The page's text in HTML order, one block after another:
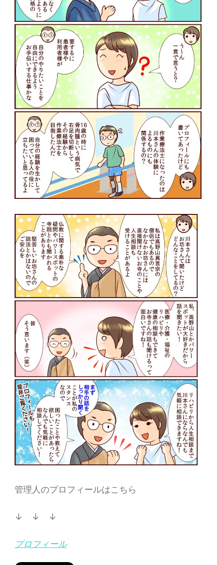
管理人のプロフィールはこちら
↓ ↓ ↓
プロフィール